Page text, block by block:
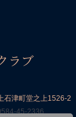
ラブ
津町堂之上1526-2
45-2336